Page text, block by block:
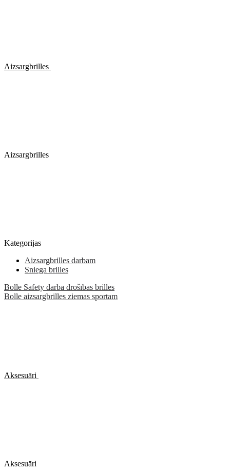
Aizsargbrilles
Aizsargbrilles
Kategorijas
Aizsargbrilles darbam
Sniega brilles
Bolle Safety darba drošības brilles
Bolle aizsargbrilles ziemas sportam
Aksesuāri
Aksesuāri